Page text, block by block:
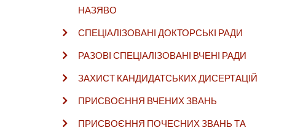
НАЗЯВО
СПЕЦІАЛІЗОВАНІ ДОКТОРСЬКІ РАДИ
РАЗОВІ СПЕЦІАЛІЗОВАНІ ВЧЕНІ РАДИ
ЗАХИСТ КАНДИДАТСЬКИХ ДИСЕРТАЦІЙ
ПРИСВОЄННЯ ВЧЕНИХ ЗВАНЬ
ПРИСВОЄННЯ ПОЧЕСНИХ ЗВАНЬ ТА